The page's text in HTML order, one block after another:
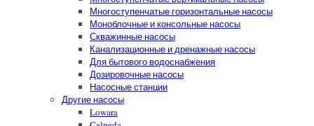
Многоступенчатые горизонтальные насосы
Моноблочные и консольные насосы
Скважинные насосы
Канализационные и дренажные насосы
Для бытового водоснабжения
Дозировочные насосы
Насосные станции
Другие насосы
Lowara